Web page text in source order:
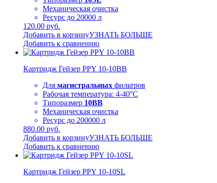
Механическая очистка
Ресурс до 20000 л
120.00 руб.
Добавить в корзинуУЗНАТЬ БОЛЬШЕ
Добавить к сравнению
Картридж Гейзер PPY 10-10BB
Для магистральных фильтров
Рабочая температура: 4-40°C
Типоразмер 10BB
Механическая очистка
Ресурс до 200000 л
880.00 руб.
Добавить в корзинуУЗНАТЬ БОЛЬШЕ
Добавить к сравнению
Картридж Гейзер PPY 10-10SL